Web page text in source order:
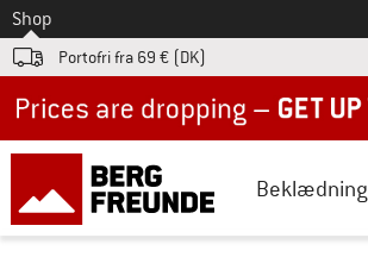
Til
Shop
Portofri fra 69 € (DK)
Beklædning